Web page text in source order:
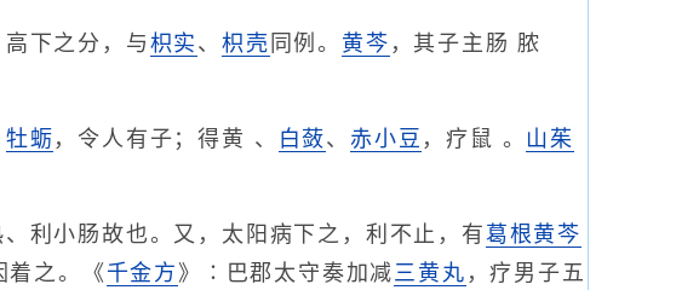
下之分，与枳实 、枳壳 同例。 黄芩 ，其子主肠 脓
牡蛎 ，令人有子；得黄 、 白蔹、 赤小豆 ，疗鼠 。 山茱
、利小肠故也。又，太阳病下之，利不止，有葛根黄芩
着之。《 千金方 》∶巴郡太守奏加减三黄丸 ，疗男子五